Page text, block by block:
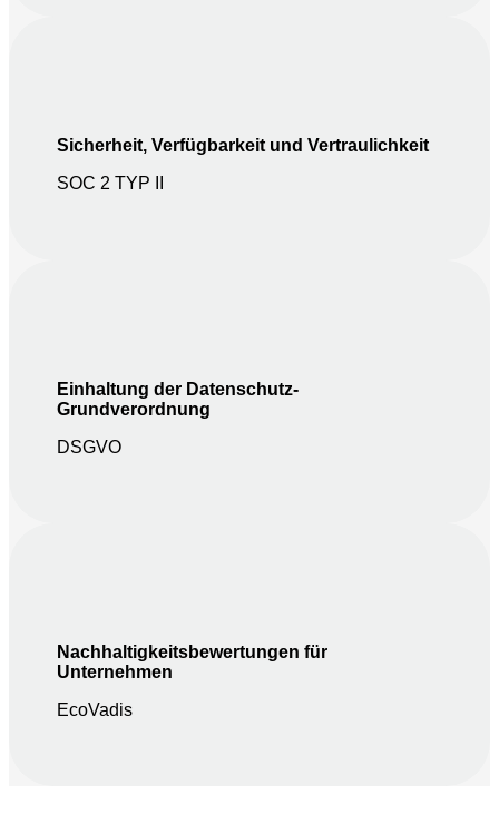
Sicherheit, Verfügbarkeit und Vertraulichkeit
SOC 2 TYP II
Einhaltung der Datenschutz-
Grundverordnung
DSGVO
Nachhaltigkeitsbewertungen für
Unternehmen
EcoVadis